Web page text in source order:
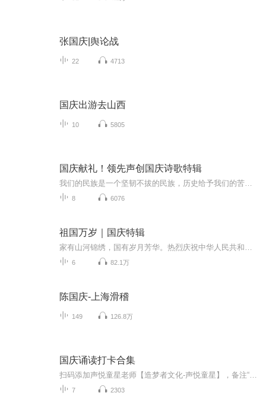
张国庆|舆论战
22 4713
国庆出游去山西
10 5805
国庆献礼！领先声创国庆诗歌特辑
8 6076
祖国万岁｜国庆特辑
6 82.1万
陈国庆-上海滑稽
149 126.8万
国庆诵读打卡合集
7 2303